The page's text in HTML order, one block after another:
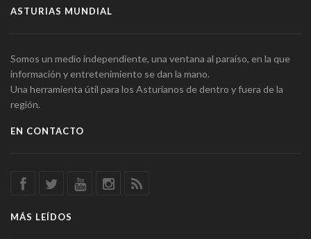
ASTURIAS MUNDIAL
Somos un medio independiente, una ventana al paraíso, en la que
información y entretenimiento se dan la mano.
Una herramienta útil para los Asturianos de dentro y fuera de la
región.
EN CONTACTO
MÁS LEÍDOS